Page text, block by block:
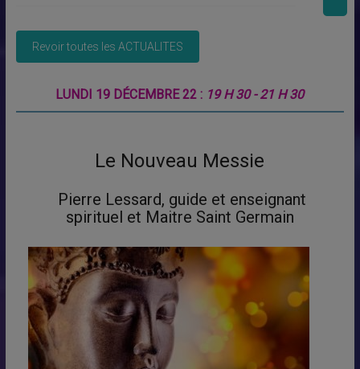
LUNDI 19 DÉCEMBRE 22 : 19 H 30 - 21 H 30
Le Nouveau Messie
Pierre Lessard, guide et enseignant
spirituel et Maitre Saint Germain